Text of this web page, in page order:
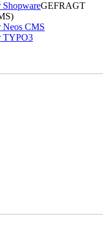
ShopwareGEFRAGT
Neos CMS
TYPO3